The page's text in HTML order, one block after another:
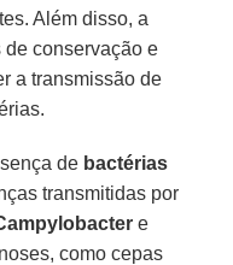
Além disso, a
de conservação e
a transmissão de
de bactérias
transmitidas por
e
como cepas